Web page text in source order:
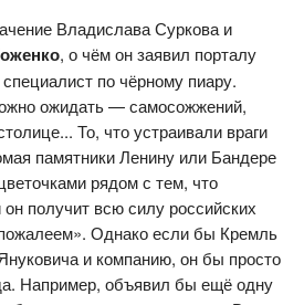
Владислава Суркова и
, о чём он заявил порталу
по чёрному пиару.
ожидать — самосожжений,
То, что устраивали враги
памятники Ленину или Бандере
рядом с тем, что
получит всю силу российских
Однако если бы Кремль
и компанию, он бы просто
Например, объявил бы ещё одну